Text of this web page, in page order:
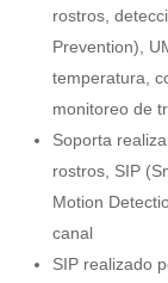
rostros,
Prevention),
temperatura,
monitoreo de
Soporta
rostros, SIP
Motion
canal
SIP realizado